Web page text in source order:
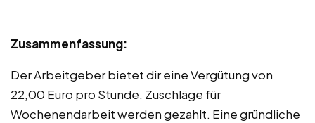
Zusammenfassung:
Der Arbeitgeber bietet dir eine Vergütung von
22,00 Euro pro Stunde. Zuschläge für
Wochenendarbeit werden gezahlt. Eine gründliche